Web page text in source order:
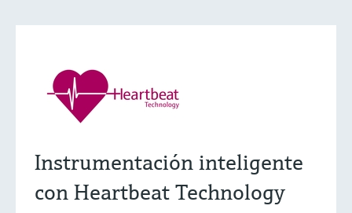
Instrumentación inteligente
con Heartbeat Technology